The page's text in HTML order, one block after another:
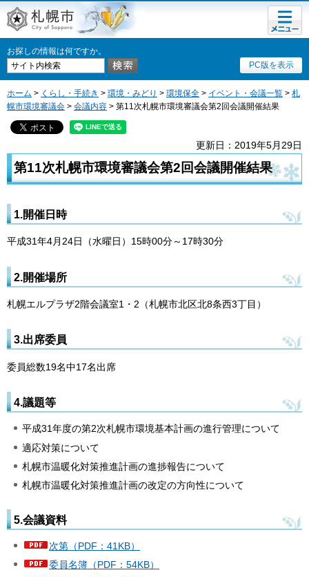
札幌市
お探しの情報は何ですか。
PC版を表示
メニュ
ー
ホーム > くらし・手続き > 環境・みどり > 環境保全 > イベント・会議一覧 > 札
幌市環境審議会 > 会議内容 > 第11次札幌市環境審議会第2回会議開催結果
更新日：2019年5月29日
第11次札幌市環境審議会第2回会議開催結果
1.開催日時
平成31年4月24日（水曜日）15時00分～17時30分
2.開催場所
札幌エルプラザ2階会議室1・2（札幌市北区北8条西3丁目）
3.出席委員
委員総数19名中17名出席
4.議題等
平成31年度の第2次札幌市環境基本計画の進行管理について
適応対策について
札幌市温暖化対策推進計画の進捗報告について
札幌市温暖化対策推進計画の改定の方向性について
5.会議資料
次第（PDF：41KB）
委員名簿（PDF：54KB）